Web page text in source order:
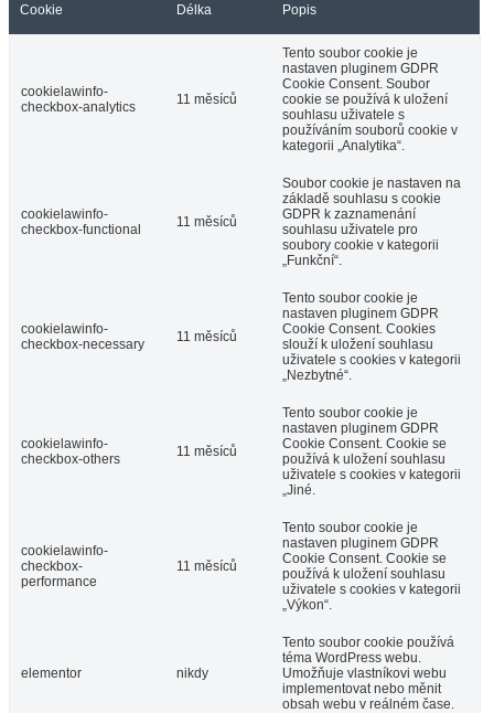
Cookie Délka Popis
cookielawinfo-
checkbox-analytics
11 měsíců
Tento soubor cookie je
nastaven pluginem GDPR
Cookie Consent. Soubor
cookie se používá k uložení
souhlasu uživatele s
používáním souborů cookie v
kategorii „Analytika“.
cookielawinfo-
checkbox-functional
11 měsíců
Soubor cookie je nastaven na
základě souhlasu s cookie
GDPR k zaznamenání
souhlasu uživatele pro
soubory cookie v kategorii
„Funkční“.
cookielawinfo-
checkbox-necessary
11 měsíců
Tento soubor cookie je
nastaven pluginem GDPR
Cookie Consent. Cookies
slouží k uložení souhlasu
uživatele s cookies v kategorii
„Nezbytné“.
cookielawinfo-
checkbox-others
11 měsíců
Tento soubor cookie je
nastaven pluginem GDPR
Cookie Consent. Cookie se
používá k uložení souhlasu
uživatele s cookies v kategorii
„Jiné.
cookielawinfo-
checkbox-
performance
11 měsíců
Tento soubor cookie je
nastaven pluginem GDPR
Cookie Consent. Cookie se
používá k uložení souhlasu
uživatele s cookies v kategorii
„Výkon“.
elementor nikdy
Tento soubor cookie používá
téma WordPress webu.
Umožňuje vlastníkovi webu
implementovat nebo měnit
obsah webu v reálném čase.